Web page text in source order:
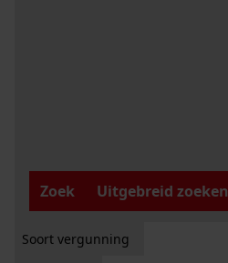
Zoek
Uitgebreid zoeken
Soort vergunning